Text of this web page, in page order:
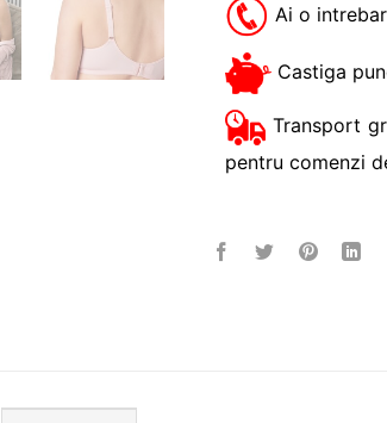
Ai o
Castiga
Transport
pentru comenzi